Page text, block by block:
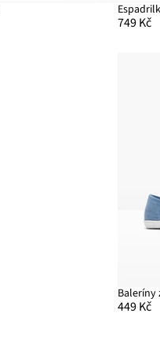
749 Kč
Baleríny
449 Kč